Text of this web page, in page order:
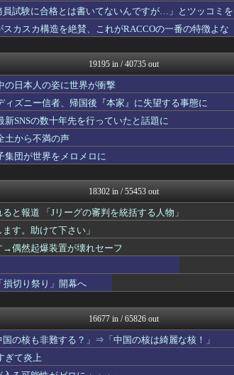
なんJ PRIDE
BIPブログ
キニ速
ｗｗ...
VIPPER速報
して...
スコールちゃんねる｜２ちゃ...
アニゲー速報
なんJミュージアム
県民...
にゅーすアルー！
威を...
おーるじゃんる
ま...
鬼女はみた -修羅場・恋愛...
それ...
U-1 NEWS.
ｗｗ...
働くモノニュース : 人生...
外の...
海外のお前ら 海外の反応
⇒物議...
不思議.net - 5ch...
子育てちゃんねる
」ナ...
ポンポコにゅーす - 三日...
さい...
痛いニュース(ﾉ∀`)
ため...
まとめたニュース
ｗ...
えっ!?またここのサイト?
いたしん！
試験に合格とは書いてないんですが…」とツッコミを
カスカ構造を絶賛、これがRACCOの一番の特徴よな
19195 in / 40735 out
の日本人の姿に世界が衝撃
ズニー信者、帰国後『本家』に失望する事態に
SNSの数十年先を行っていたと話題に
土から不満の声
集団が世界をメロメロに
18302 in / 55453 out
と報道 「Jリーグの審判を統括する人物」
す。助けて下さい」
→偶然起爆装置が壊れセーフ
切り祭り」開幕へ
16677 in / 65826 out
の核も非難する？」⇒「中国の核は綺麗な核！」
ぎて炎上